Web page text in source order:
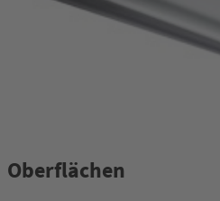
Oberflächen